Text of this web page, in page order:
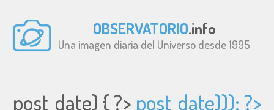
OBSERVATORIO.info
Una imagen diaria del Universo desde 1995
post_date) { ?> post_date))); ?>